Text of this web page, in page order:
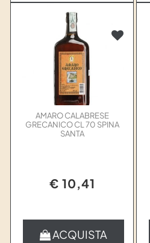
AMARO CALABRESE
GRECANICO CL 70 SPINA
SANTA
€ 10,41
ACQUISTA